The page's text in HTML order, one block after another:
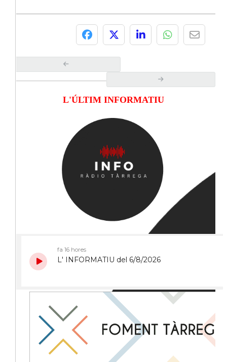
L'ÚLTIM INFORMATIU